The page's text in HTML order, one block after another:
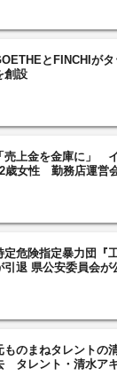
とFINCHIが
創設
「売上金を金庫に」
歳女性 勤務店運営
定危険指定暴力団『
引退 県公安委員会が
ものまねタレントの
タレント・清水ア